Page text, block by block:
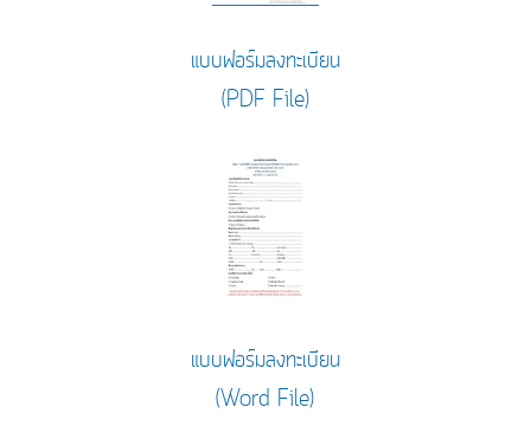
แบบฟอร์มลงทะเบียน
(PDF File)
แบบฟอร์มลงทะเบียน
(Word File)